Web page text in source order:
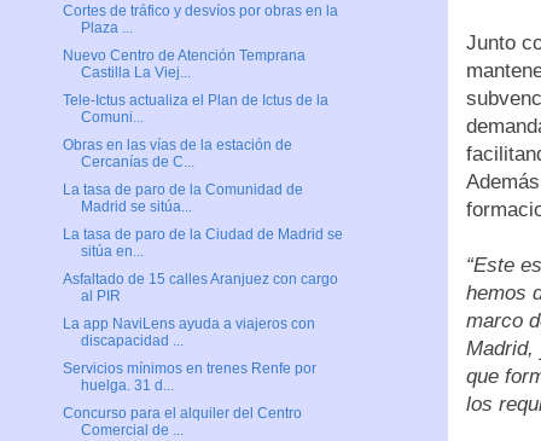
Junto
“Este
hemos
marco
Madrid,
que
los
Cortes de tráfico y desvíos por obras en la
Plaza ...
Nuevo Centro de Atención Temprana
Castilla La Viej...
Tele-Ictus actualiza el Plan de Ictus de la
Comuni...
Obras en las vías de la estación de
Cercanías de C...
La tasa de paro de la Comunidad de
Madrid se sitúa...
La tasa de paro de la Ciudad de Madrid se
sitúa en...
Asfaltado de 15 calles Aranjuez con cargo
al PIR
La app NaviLens ayuda a viajeros con
discapacidad ...
Servicios mínimos en trenes Renfe por
huelga. 31 d...
Concurso para el alquiler del Centro
Comercial de ...